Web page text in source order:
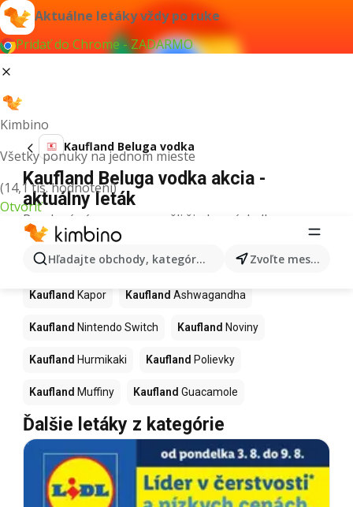
Aktuálne letáky vždy po ruke
Pridať do Chrome - ZADARMO
Kimbino
Všetky ponuky na jednom mieste
(14,1 tis. hodnotení)
Otvoriť
Hľadajte obchody, kategórie, produkty... Zvoľte mesto
Kaufland Beluga vodka
Kaufland Beluga vodka akcia -
aktuálny leták
Pre daný výraz sme nenašli žiadne výsledky.
Ďalšie produkty v obchodoch
Kaufland
Kaufland Kapor Kaufland Ashwagandha
Kaufland Nintendo Switch Kaufland Noviny
Kaufland Hurmikaki Kaufland Polievky
Kaufland Muffiny Kaufland Guacamole
Ďalšie letáky z kategórie